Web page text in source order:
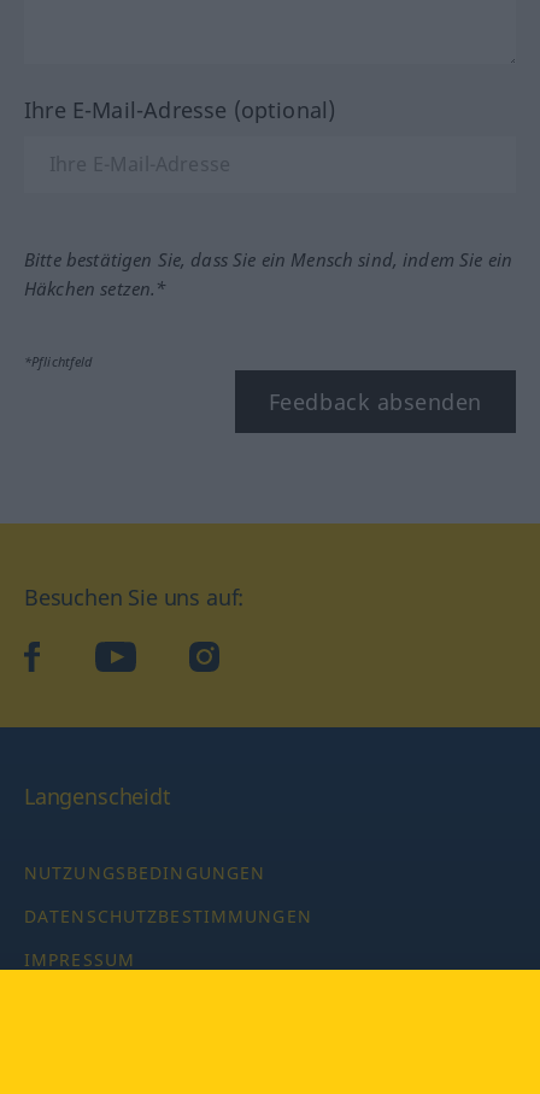
Ihre E-Mail-Adresse (optional)
Bitte bestätigen Sie, dass Sie ein Mensch sind, indem Sie ein
Häkchen setzen.*
*Pflichtfeld
Feedback absenden
Besuchen Sie uns auf:
facebookYouTube Instagram
Langenscheidt
NUTZUNGSBEDINGUNGEN
DATENSCHUTZBESTIMMUNGEN
IMPRESSUM